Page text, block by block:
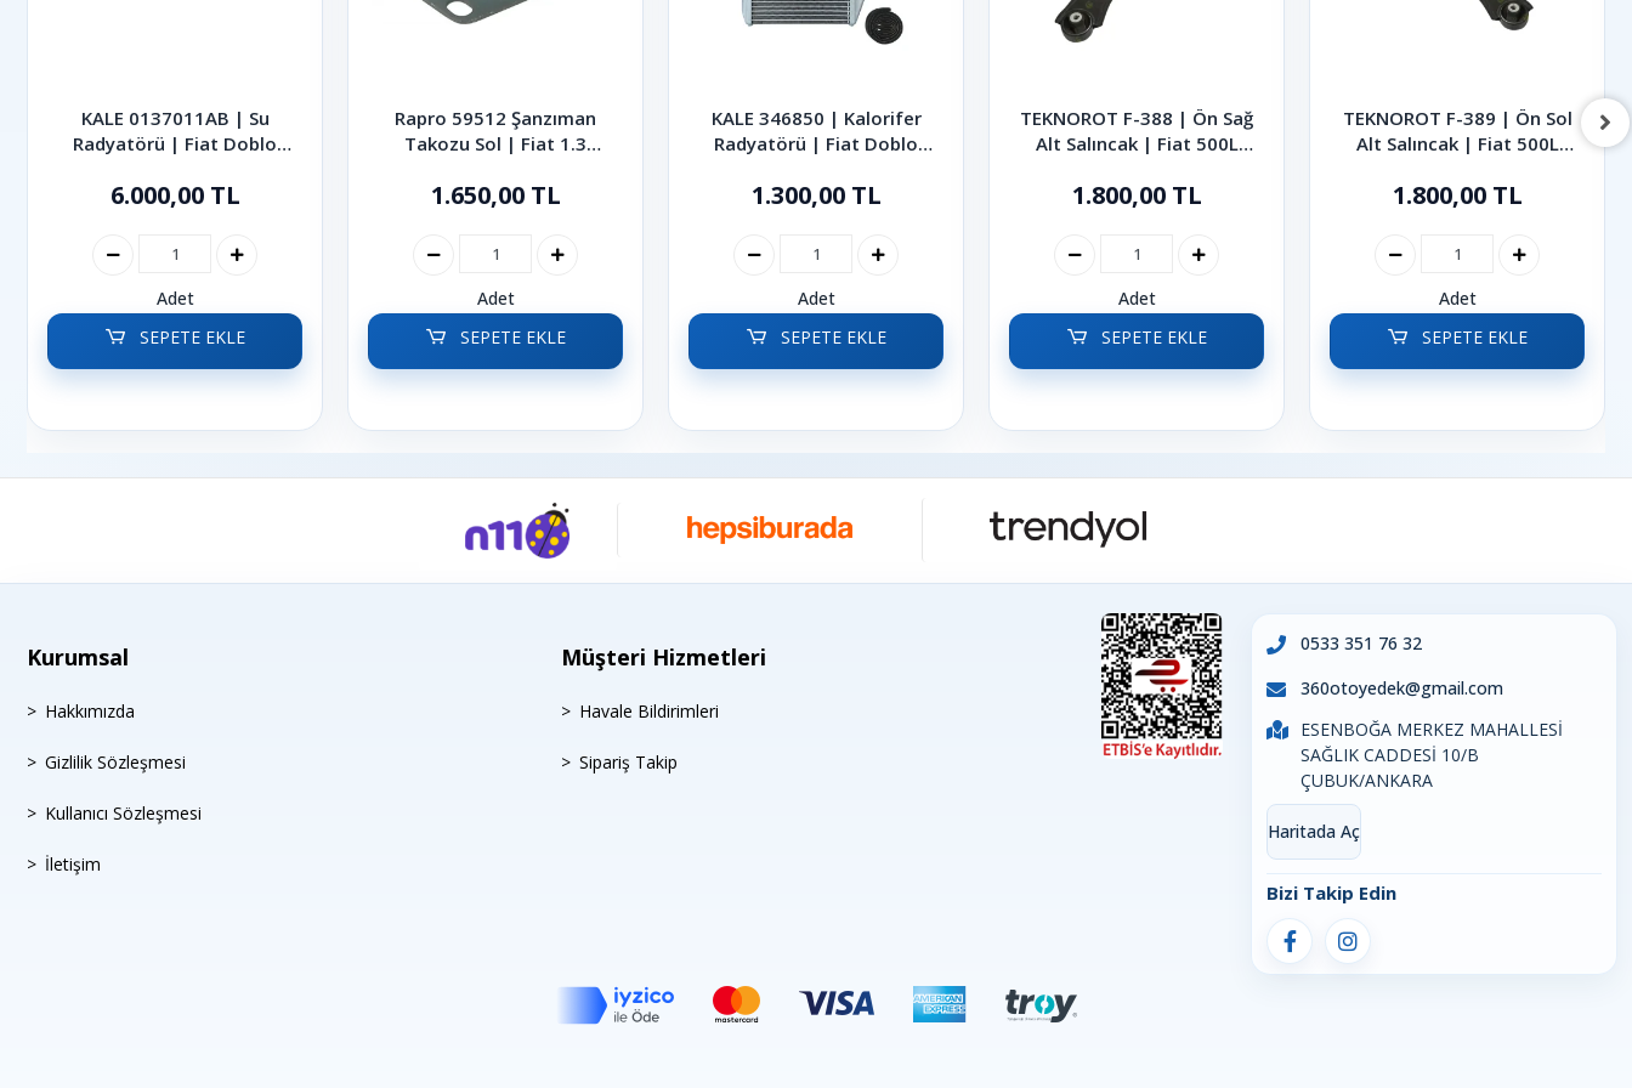
KALE 0137011AB | Su
Radyatörü | Fiat Doblo
6.000,00 TL
Adet
SEPETE EKLE
Rapro 59512 Şanzıman
Takozu Sol | Fiat 1.3
1.650,00 TL
Adet
SEPETE EKLE
KALE 346850 | Kalorifer
Radyatörü | Fiat Doblo
2021
1.300,00 TL
Adet
SEPETE EKLE
TEKNOROT F-388 | Ön Sağ
Alt Salıncak | Fiat 500L
1.800,00 TL
Adet
SEPETE EKLE
TEKNOROT F-389 | Ön Sol
Alt Salıncak | Fiat 500L
1.800,00 TL
Adet
SEPETE EKLE
Kurumsal
Hakkımızda
Gizlilik Sözleşmesi
Kullanıcı Sözleşmesi
İletişim
Müşteri Hizmetleri
Havale Bildirimleri
Sipariş Takip
0533 351 76 32
360otoyedek@gmail.com
ESENBOĞA MERKEZ MAHALLESİ
SAĞLIK CADDESİ 10/B
ÇUBUK/ANKARA
Haritada Aç
Bizi Takip Edin